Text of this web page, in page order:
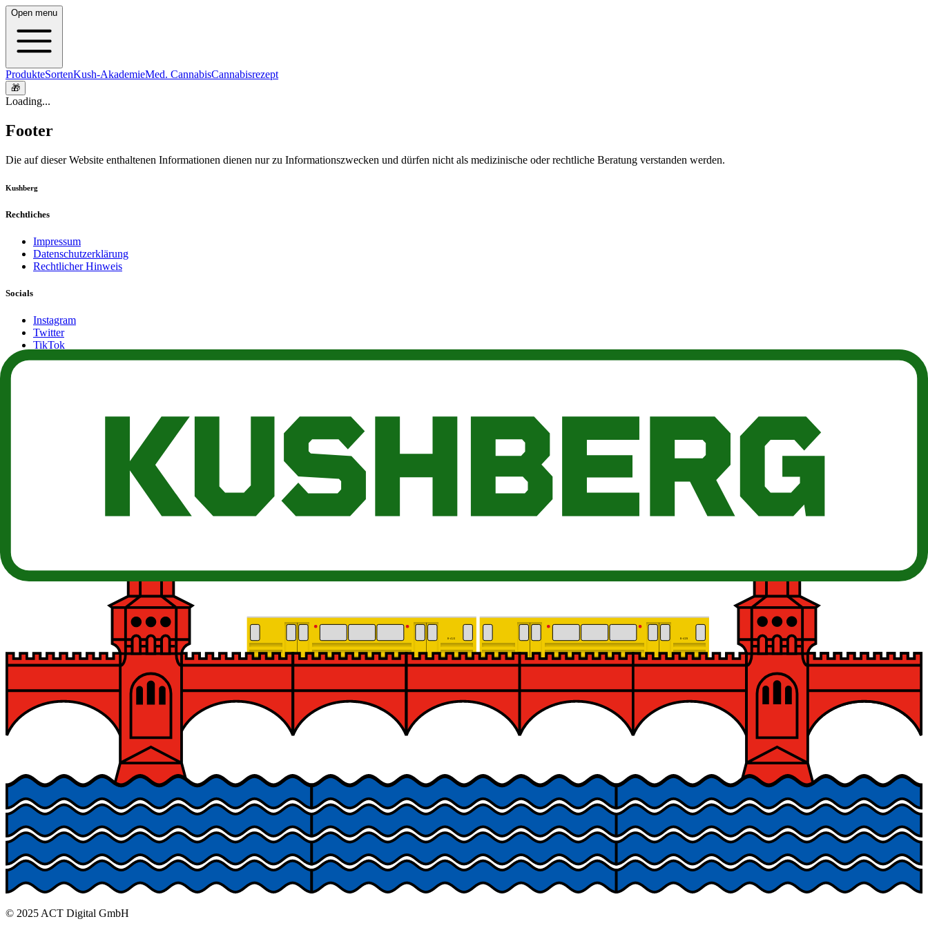
Open menu
ProdukteSortenKush-AkademieMed. CannabisCannabisrezept
🎁
Loading...
Footer
Die auf dieser Website enthaltenen Informationen dienen nur zu Informationszwecken und dürfen nicht als medizinische oder rechtliche Beratung verstanden werden.
Kushberg
Rechtliches
Impressum
Datenschutzerklärung
Rechtlicher Hinweis
Socials
Instagram
Twitter
TikTok
Twitch
Neuigkeiten über Cannabis & Legalisierung, unseren Blog und Beiträge aus der Community. Jederzeit kündbar.
© 2025 ACT Digital GmbH